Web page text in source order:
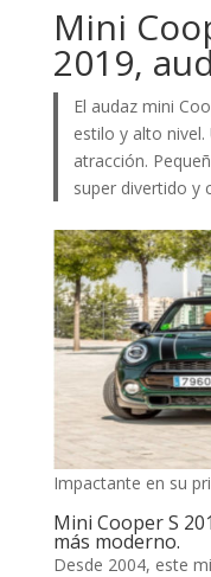
Mini
2019,
El audaz mini
estilo y alto
atracción.
super divertido y
Impactante en su
Mini Cooper S
más moderno.
Desde 2004, este